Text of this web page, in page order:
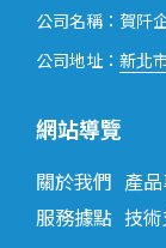
公司名稱：賀阡
公司地址： 新北
網站導覽
關於我們 產
服務據點 技